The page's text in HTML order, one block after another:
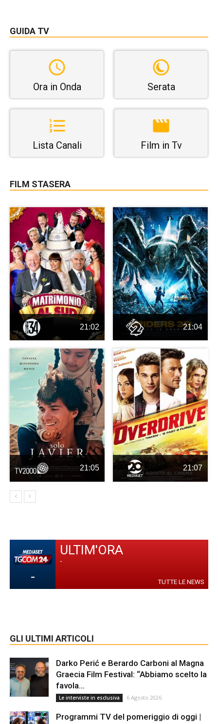
GUIDA TV
Ora in Onda Serata
Lista Canali Film in Tv
FILM STASERA
21:02 21:04
21:05 21:07
-
ULTIM'ORA
-
TUTTE LE NEWS
GLI ULTIMI ARTICOLI
Darko Perić e Berardo Carboni al Magna
Graecia Film Festival: “Abbiamo scelto la
favola...
Le interviste in esclusiva 6 Agosto 2026
Programmi TV del pomeriggio di oggi |